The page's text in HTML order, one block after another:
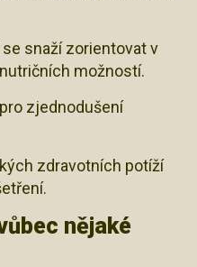
se snaží zorientovat v
možností.
zjednodušení
zdravotních potíží
nějaké